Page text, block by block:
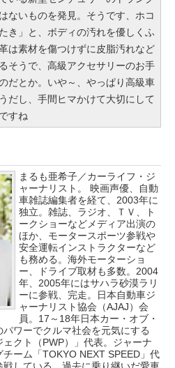
ないものを発見。そうです、ホコ
き」と、ボディの汚れを優しくふ
は素材を傷つけずに皮脂汚れなど
そうで、高級アクセサリーのお手
だとか。いや～、やっぱり高級車
だし、手間ヒマかけて大切にして
すね
まるも亜希子／カーライフ・ジ
ャーナリスト。 映画声優、自動
車雑誌編集者を経て、2003年に
独立。雑誌、ラジオ、ＴＶ、ト
ークショーなどメディア出演の
ほか、モータースポーツ参戦や
安全運転インストラクターなど
も務める。海外モーターショ
ー、ドライブ取材も多数。2004
年、2005年にはサハラ砂漠ラリ
ーに参戦、完走。日本自動車ジ
ャーナリスト協会（AJAJ）会
員。17～18年日本カー・オブ・
ワーでクルマ社会を元気にする
ェクト（PWP）」代表。ジャーナ
ーム「TOKYO NEXT SPEED」代